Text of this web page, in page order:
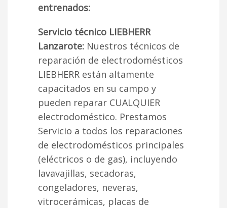
entrenados:
Servicio técnico LIEBHERR
Lanzarote: Nuestros técnicos de
reparación de electrodomésticos
LIEBHERR están altamente
capacitados en su campo y
pueden reparar CUALQUIER
electrodoméstico. Prestamos
Servicio a todos los reparaciones
de electrodomésticos principales
(eléctricos o de gas), incluyendo
lavavajillas, secadoras,
congeladores, neveras,
vitrocerámicas, placas de